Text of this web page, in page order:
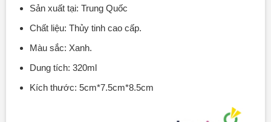
Sản xuất tại: Trung Quốc
Chất liệu: Thủy tinh cao cấp.
Màu sắc: Xanh.
Dung tích: 320ml
Kích thước: 5cm*7.5cm*8.5cm